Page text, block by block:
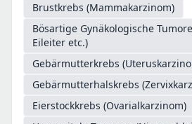
Brustkrebs (Mammakarzinom)
Bösartige Gynäkologische
Eileiter etc.)
Gebärmutterkrebs
Gebärmutterhalskrebs
Eierstockkrebs (Ovarialkarzinom)